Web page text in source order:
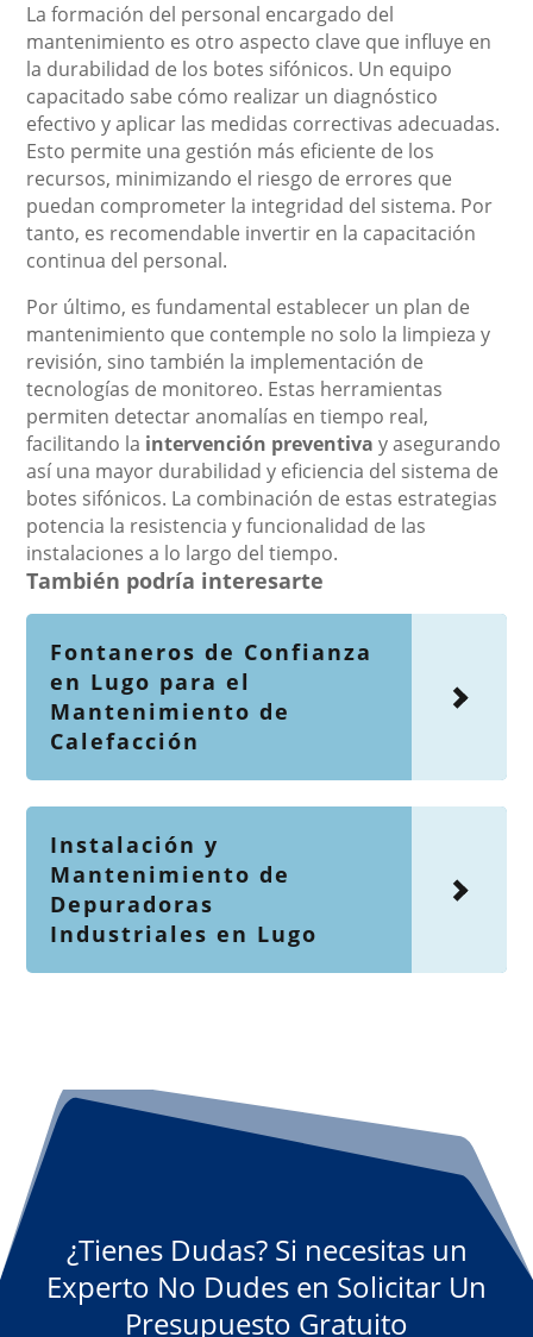
La formación del personal encargado del
mantenimiento es otro aspecto clave que influye en
la durabilidad de los botes sifónicos. Un equipo
capacitado sabe cómo realizar un diagnóstico
efectivo y aplicar las medidas correctivas adecuadas.
Esto permite una gestión más eficiente de los
recursos, minimizando el riesgo de errores que
puedan comprometer la integridad del sistema. Por
tanto, es recomendable invertir en la capacitación
continua del personal.
Por último, es fundamental establecer un plan de
mantenimiento que contemple no solo la limpieza y
revisión, sino también la implementación de
tecnologías de monitoreo. Estas herramientas
permiten detectar anomalías en tiempo real,
facilitando la intervención preventiva y asegurando
así una mayor durabilidad y eficiencia del sistema de
botes sifónicos. La combinación de estas estrategias
potencia la resistencia y funcionalidad de las
instalaciones a lo largo del tiempo.
También podría interesarte
Fontaneros de Confianza
en Lugo para el
Mantenimiento de
Calefacción
Instalación y
Mantenimiento de
Depuradoras
Industriales en Lugo
¿Tienes Dudas? Si necesitas un
Experto No Dudes en Solicitar Un
Presupuesto Gratuito